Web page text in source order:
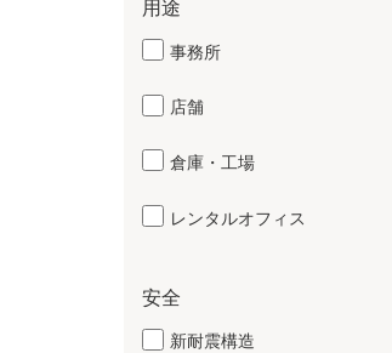
用途
事務所
店舗
倉庫・工場
レンタルオフィス
安全
新耐震構造